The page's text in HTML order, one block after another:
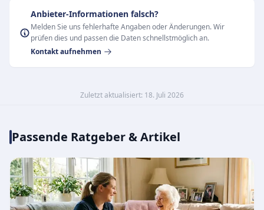
Anbieter-Informationen falsch?
Melden Sie uns fehlerhafte Angaben oder Änderungen. Wir
prüfen dies und passen die Daten schnellstmöglich an.
Kontakt aufnehmen
Zuletzt aktualisiert: 18. Juli 2026
Passende Ratgeber & Artikel